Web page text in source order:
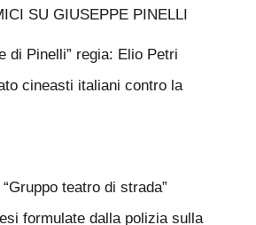
SU GIUSEPPE PINELLI
di Pinelli” regia: Elio Petri
cineasti italiani contro la
teatro di strada”
formulate dalla polizia sulla